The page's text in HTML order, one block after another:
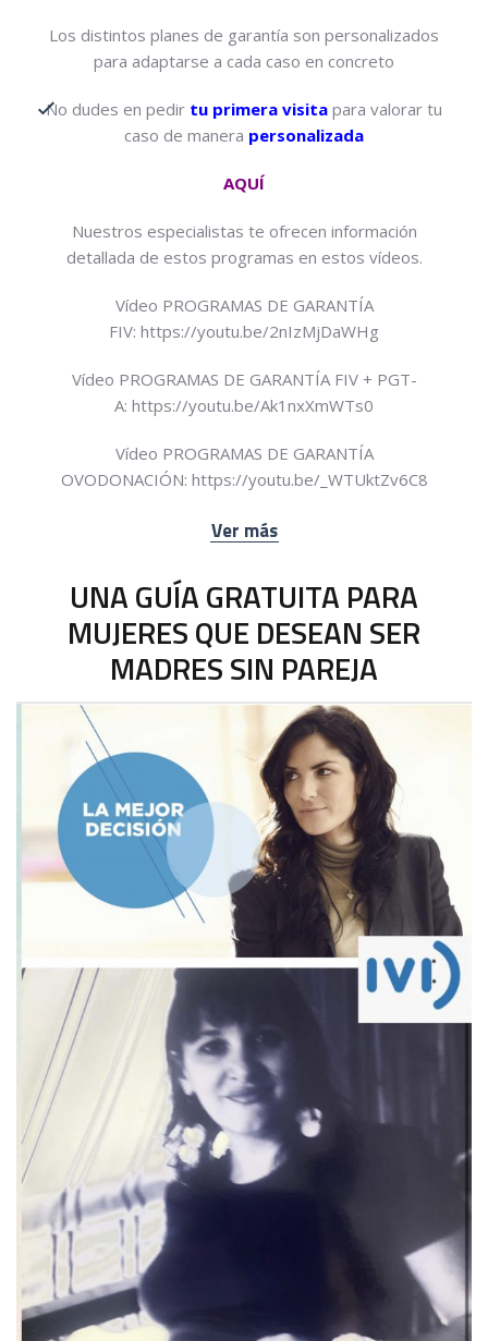
Los distintos planes de garantía son personalizados
para adaptarse a cada caso en concreto
No dudes en pedir tu primera visita para valorar tu
caso de manera personalizada
AQUÍ
Nuestros especialistas te ofrecen información
detallada de estos programas en estos vídeos.
Vídeo PROGRAMAS DE GARANTÍA
FIV: https://youtu.be/2nIzMjDaWHg
Vídeo PROGRAMAS DE GARANTÍA FIV + PGT-
A: https://youtu.be/Ak1nxXmWTs0
Vídeo PROGRAMAS DE GARANTÍA
OVODONACIÓN: https://youtu.be/_WTUktZv6C8
Ver más
UNA GUÍA GRATUITA PARA
MUJERES QUE DESEAN SER
MADRES SIN PAREJA